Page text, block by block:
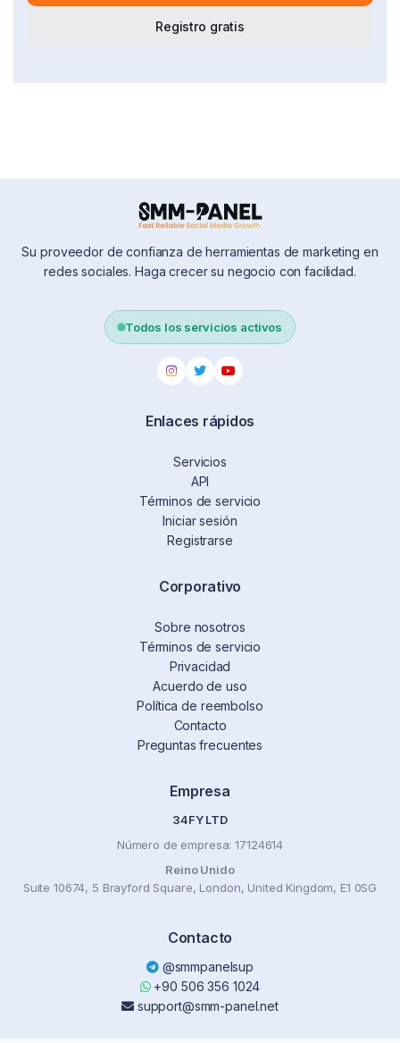
Registro gratis
Su proveedor de confianza de herramientas de marketing en
redes sociales. Haga crecer su negocio con facilidad.
Todos los servicios activos
Enlaces rápidos
Servicios
API
Términos de servicio
Iniciar sesión
Registrarse
Corporativo
Sobre nosotros
Términos de servicio
Privacidad
Acuerdo de uso
Política de reembolso
Contacto
Preguntas frecuentes
Empresa
34FY LTD
Número de empresa: 17124614
Reino Unido
Suite 10674, 5 Brayford Square, London, United Kingdom, E1 0SG
Contacto
@smmpanelsup
+90 506 356 1024
support@smm-panel.net